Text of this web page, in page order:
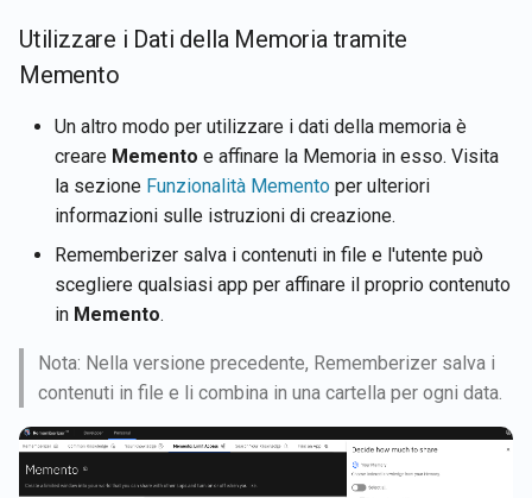
Utilizzare i Dati della Memoria tramite
Memento
Un altro modo per utilizzare i dati della memoria è
creare Memento e affinare la Memoria in esso. Visita
la sezione Funzionalità Memento per ulteriori
informazioni sulle istruzioni di creazione.
Rememberizer salva i contenuti in file e l'utente può
scegliere qualsiasi app per affinare il proprio contenuto
in Memento.
Nota: Nella versione precedente, Rememberizer salva i
contenuti in file e li combina in una cartella per ogni data.